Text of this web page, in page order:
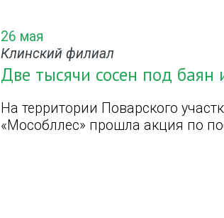
26 мая
Клинский филиал
Две тысячи сосен под
На территории Поварского
«Мособллес» прошла акция по